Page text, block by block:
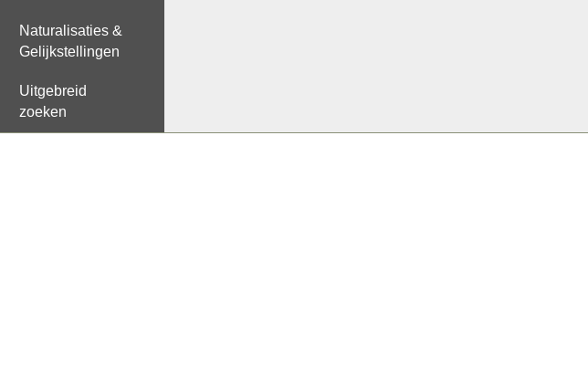
Naturalisaties &
Gelijkstellingen
Uitgebreid
zoeken